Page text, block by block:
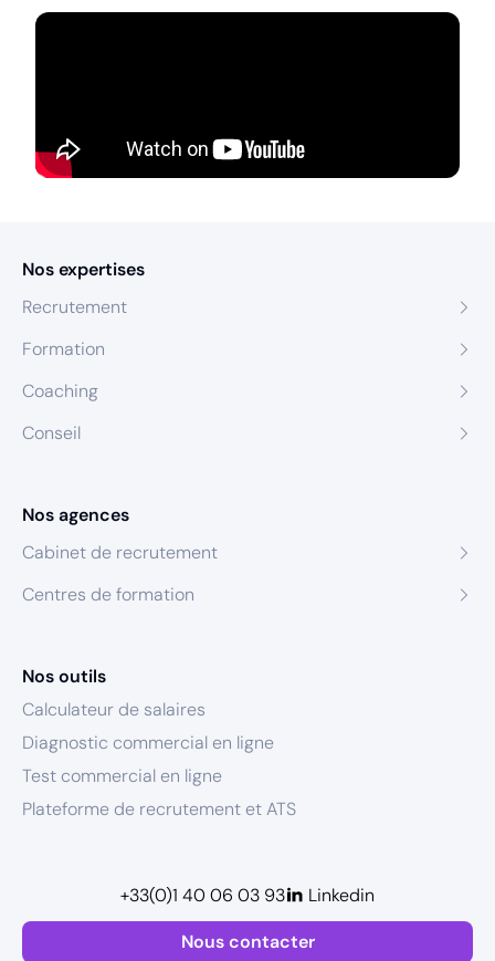
Nos expertises
Recrutement
Formation
Coaching
Conseil
Nos agences
Cabinet de recrutement
Centres de formation
Nos outils
Calculateur de salaires
Diagnostic commercial en ligne
Test commercial en ligne
Plateforme de recrutement et ATS
Nous contacter
+33(0)1 40 06 03 93 Linkedin